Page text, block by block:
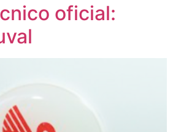
oficial: